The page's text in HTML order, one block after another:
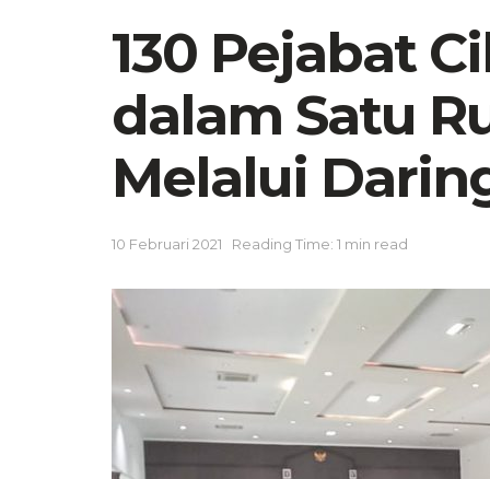
130 Pejabat
dalam Satu
Melalui
10 Februari 2021 Reading Time: 1 min read